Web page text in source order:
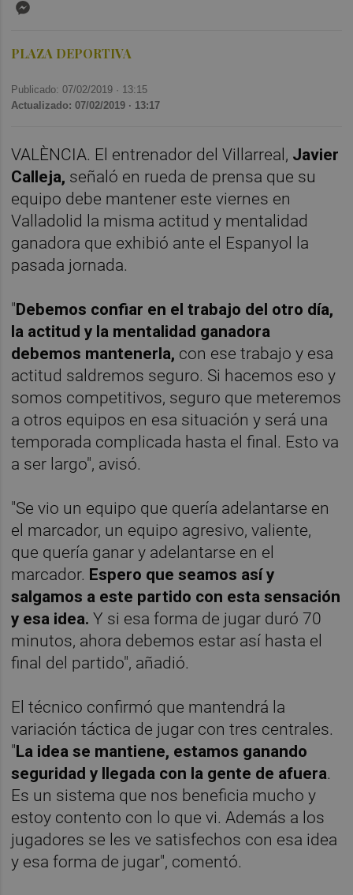
PLAZA DEPORTIVA
Publicado: 07/02/2019 · 13:15
Actualizado: 07/02/2019 · 13:17
VALÈNCIA. El entrenador del Villarreal, Javier
Calleja, señaló en rueda de prensa que su
equipo debe mantener este viernes en
Valladolid la misma actitud y mentalidad
ganadora que exhibió ante el Espanyol la
pasada jornada.
"Debemos confiar en el trabajo del otro día,
la actitud y la mentalidad ganadora
debemos mantenerla, con ese trabajo y esa
actitud saldremos seguro. Si hacemos eso y
somos competitivos, seguro que meteremos
a otros equipos en esa situación y será una
temporada complicada hasta el final. Esto va
a ser largo", avisó.
"Se vio un equipo que quería adelantarse en
el marcador, un equipo agresivo, valiente,
que quería ganar y adelantarse en el
marcador. Espero que seamos así y
salgamos a este partido con esta sensación
y esa idea. Y si esa forma de jugar duró 70
minutos, ahora debemos estar así hasta el
final del partido", añadió.
El técnico confirmó que mantendrá la
variación táctica de jugar con tres centrales.
"La idea se mantiene, estamos ganando
seguridad y llegada con la gente de afuera.
Es un sistema que nos beneficia mucho y
estoy contento con lo que vi. Además a los
jugadores se les ve satisfechos con esa idea
y esa forma de jugar", comentó.